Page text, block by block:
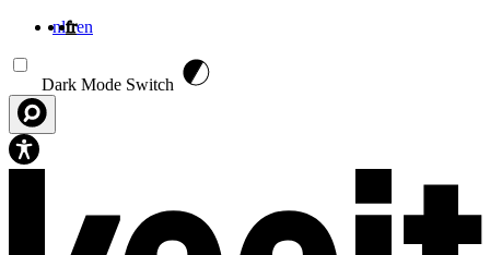
nlfren
Dark Mode Switch